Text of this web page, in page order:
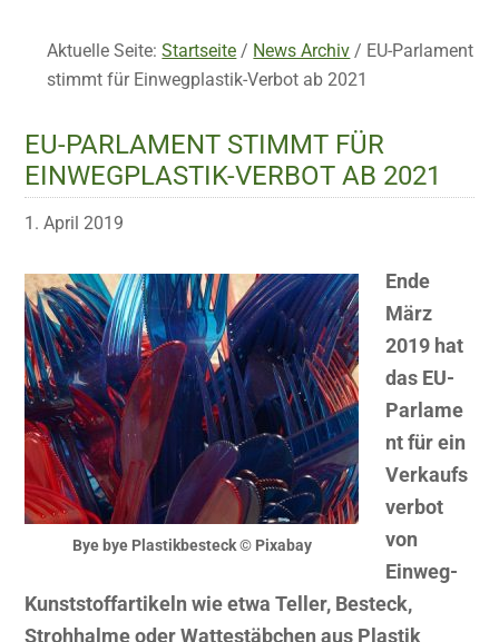
Aktuelle Seite:Startseite / News Archiv / EU-Parlament
stimmt für Einwegplastik-Verbot ab 2021
EU-PARLAMENT STIMMT FÜR
EINWEGPLASTIK-VERBOT AB 2021
1. April 2019
Bye bye Plastikbesteck © Pixabay
Ende
März
2019 hat
das EU-
Parlame
nt für ein
Verkaufs
verbot
von
Einweg-
Kunststoffartikeln wie etwa Teller, Besteck,
Strohhalme oder Wattestäbchen aus Plastik